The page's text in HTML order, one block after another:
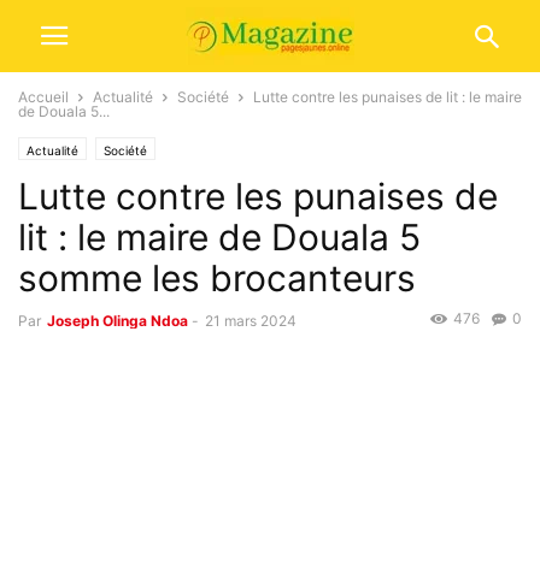
Accueil Actualité Société
Lutte contre les punaises de lit : le maire
de Douala 5...
Actualité Société
Lutte contre les punaises de
lit : le maire de Douala 5
somme les brocanteurs
Par Joseph Olinga Ndoa - 21 mars 2024 0
476